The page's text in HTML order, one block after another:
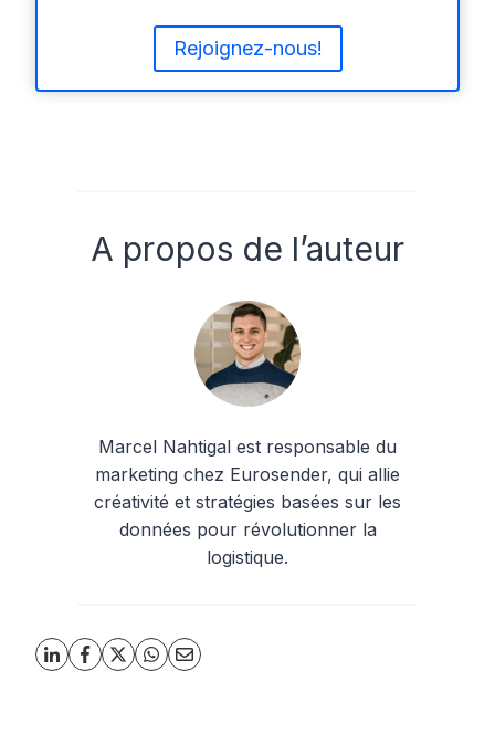
Rejoignez-nous!
A propos de l’auteur
Marcel Nahtigal est responsable du
marketing chez Eurosender, qui allie
créativité et stratégies basées sur les
données pour révolutionner la
logistique.